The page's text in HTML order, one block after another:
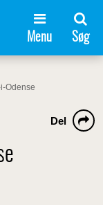
Menu Søg
Odense
Del